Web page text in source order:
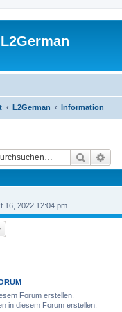
L2German
L2German Information
Suche
16, 2022 12:04 pm
Forum erstellen.
in diesem Forum erstellen.